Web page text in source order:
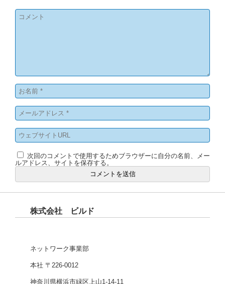
次回のコメントで使用するためブラウザーに自分の名前、メー
ルアドレス、サイトを保存する。
株式会社 ビルド
ネットワーク事業部
本社 〒226-0012
神奈川県横浜市緑区上山1-14-11